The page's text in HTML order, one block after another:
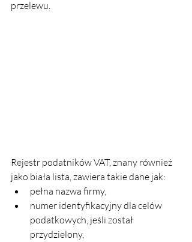
przelewu.
Rejestr podatników VAT, znany również
jako biała lista, zawiera takie dane jak:
pełna nazwa firmy,
numer identyfikacyjny dla celów
podatkowych, jeśli został
przydzielony,